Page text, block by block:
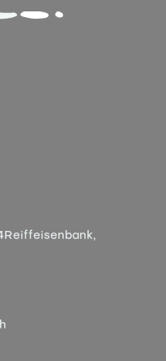
Reiffeisenbank,